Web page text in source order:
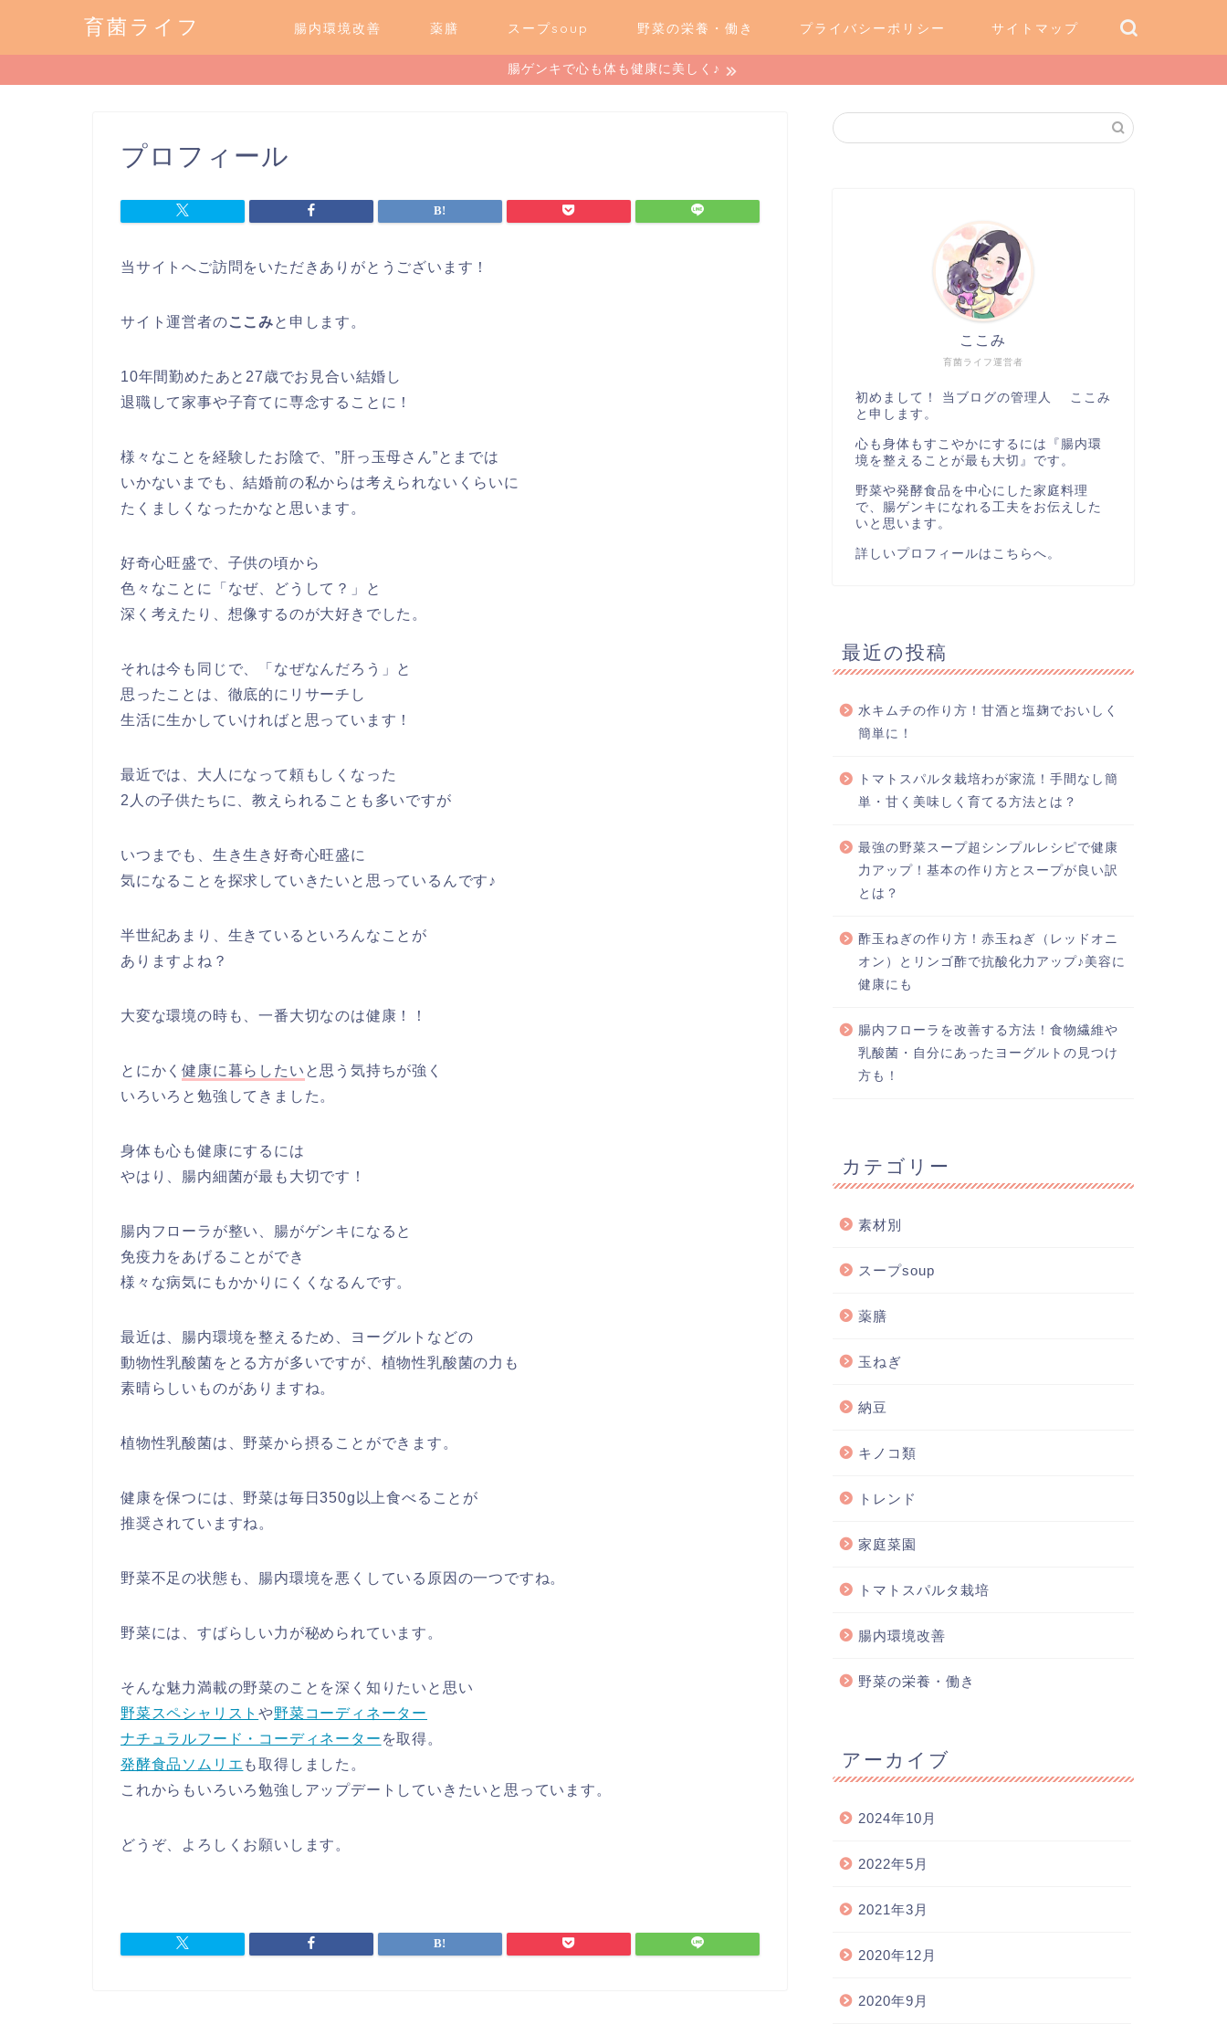
育菌ライフ 腸内環境改善 薬膳 スープsoup 野菜の栄養・働き プライバシーポリシー サイトマップ
腸ゲンキで心も体も健康に美しく♪
プロフィール
当サイトへご訪問をいただきありがとうございます！
サイト運営者のここみと申します。
10年間勤めたあと27歳でお見合い結婚し
退職して家事や子育てに専念することに！
様々なことを経験したお陰で、”肝っ玉母さん”とまでは
いかないまでも、結婚前の私からは考えられないくらいに
たくましくなったかなと思います。
好奇心旺盛で、子供の頃から
色々なことに「なぜ、どうして？」と
深く考えたり、想像するのが大好きでした。
それは今も同じで、「なぜなんだろう」と
思ったことは、徹底的にリサーチし
生活に生かしていければと思っています！
最近では、大人になって頼もしくなった
2人の子供たちに、教えられることも多いですが
いつまでも、生き生き好奇心旺盛に
気になることを探求していきたいと思っているんです♪
半世紀あまり、生きているといろんなことが
ありますよね？
大変な環境の時も、一番大切なのは健康！！
とにかく健康に暮らしたい と思う気持ちが強く
いろいろと勉強してきました。
身体も心も健康にするには
やはり、腸内細菌が最も大切です！
腸内フローラが整い、腸がゲンキになると
免疫力をあげることができ
様々な病気にもかかりにくくなるんです。
最近は、腸内環境を整えるため、ヨーグルトなどの
動物性乳酸菌をとる方が多いですが、植物性乳酸菌の力も
素晴らしいものがありますね。
植物性乳酸菌は、野菜から摂ることができます。
健康を保つには、野菜は毎日350g以上食べることが
推奨されていますね。
野菜不足の状態も、腸内環境を悪くしている原因の一つですね。
野菜には、すばらしい力が秘められています。
そんな魅力満載の野菜のことを深く知りたいと思い
野菜スペシャリストや野菜コーディネーター
ナチュラルフード・コーディネーター を取得。
発酵食品ソムリエ も取得しました。
これからもいろいろ勉強しアップデートしていきたいと思っています。
どうぞ、よろしくお願いします。
育菌ライフ運営者
ここみ
初めまして！ 当ブログの管理人 ここみ
と申します。
心も身体もすこやかにするには『腸内環
境を整えることが最も大切』です。
野菜や発酵食品を中心にした家庭料理
で、腸ゲンキになれる工夫をお伝えした
いと思います。
詳しいプロフィールはこちら へ。
最近の投稿
水キムチの作り方！甘酒と塩麹でおいしく
簡単に！
トマトスパルタ栽培わが家流！手間なし簡
単・甘く美味しく育てる方法とは？
最強の野菜スープ超シンプルレシピで健康
力アップ！基本の作り方とスープが良い訳
とは？
酢玉ねぎの作り方！赤玉ねぎ（レッドオニ
オン）とリンゴ酢で抗酸化力アップ♪美容に
健康にも
腸内フローラを改善する方法！食物繊維や
乳酸菌・自分にあったヨーグルトの見つけ
方も！
カテゴリー
素材別
スープsoup
薬膳
玉ねぎ
納豆
キノコ類
トレンド
家庭菜園
トマトスパルタ栽培
腸内環境改善
野菜の栄養・働き
アーカイブ
2024年10月
2022年5月
2021年3月
2020年12月
2020年9月